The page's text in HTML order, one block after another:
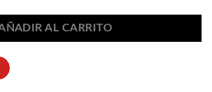
AL CARRITO